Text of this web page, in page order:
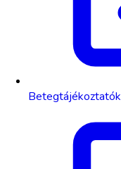
Betegtájékoztatók